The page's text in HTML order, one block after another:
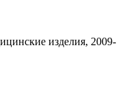
изделия, 2009-